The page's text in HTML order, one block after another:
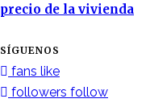
precio de la vivienda
SÍGUENOS
fans like
followers follow